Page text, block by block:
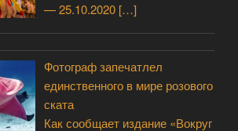
— 25.10.2020 […]
Фотограф запечатлел
единственного в мире розового
ската
Как сообщает издание «Вокруг